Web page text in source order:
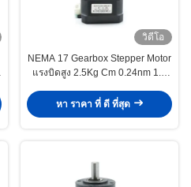
วิดีโอ
NEMA 17 Gearbox Stepper Motor
แรงบิดสูง 2.5Kg Cm 0.24nm 1.8
หา ราคา ที่ ดี ที่สุด